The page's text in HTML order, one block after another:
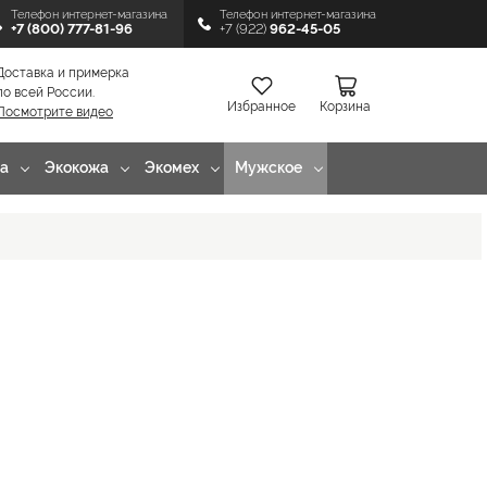
Телефон интернет-магазина
+7 (800) 777-81-96
Телефон интернет-магазина
+7 (922) 962-45-05
и примерка
всей России.
видео
Избранное Корзина
Экокожа Экомех Мужское